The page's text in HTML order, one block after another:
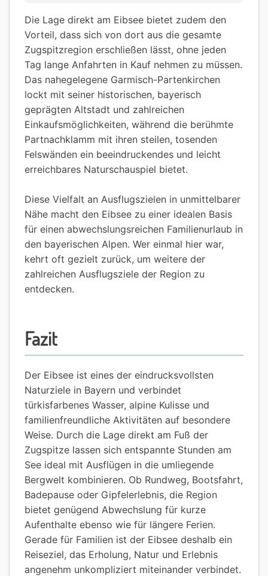
Die Lage direkt am Eibsee bietet zudem den
Vorteil, dass sich von dort aus die gesamte
Zugspitzregion erschließen lässt, ohne jeden
Tag lange Anfahrten in Kauf nehmen zu müssen.
Das nahegelegene Garmisch-Partenkirchen
lockt mit seiner historischen, bayerisch
geprägten Altstadt und zahlreichen
Einkaufsmöglichkeiten, während die berühmte
Partnachklamm mit ihren steilen, tosenden
Felswänden ein beeindruckendes und leicht
erreichbares Naturschauspiel bietet.
Diese Vielfalt an Ausflugszielen in unmittelbarer
Nähe macht den Eibsee zu einer idealen Basis
für einen abwechslungsreichen Familienurlaub in
den bayerischen Alpen. Wer einmal hier war,
kehrt oft gezielt zurück, um weitere der
zahlreichen Ausflugsziele der Region zu
entdecken.
Fazit
Der Eibsee ist eines der eindrucksvollsten
Naturziele in Bayern und verbindet
türkisfarbenes Wasser, alpine Kulisse und
familienfreundliche Aktivitäten auf besondere
Weise. Durch die Lage direkt am Fuß der
Zugspitze lassen sich entspannte Stunden am
See ideal mit Ausflügen in die umliegende
Bergwelt kombinieren. Ob Rundweg, Bootsfahrt,
Badepause oder Gipfelerlebnis, die Region
bietet genügend Abwechslung für kurze
Aufenthalte ebenso wie für längere Ferien.
Gerade für Familien ist der Eibsee deshalb ein
Reiseziel, das Erholung, Natur und Erlebnis
angenehm unkompliziert miteinander verbindet.